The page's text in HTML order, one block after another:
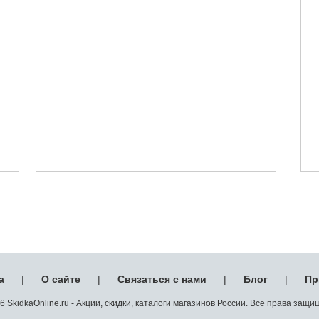
| О сайте | Связаться с нами | Блог |
SkidkaOnline.ru - Акции, скидки, каталоги магазинов России. Все права